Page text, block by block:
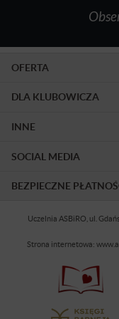
OFERTA
DLA KLUBOWICZA
INNE
SOCIAL MEDIA
BEZPIECZNE
Uczelnia ASBiRO, ul.
Strona internetowa: